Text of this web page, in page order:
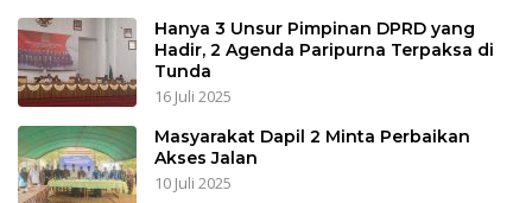
Hanya 3 Unsur Pimpinan DPRD yang
Hadir, 2 Agenda Paripurna Terpaksa di
Tunda
16 Juli 2025
Masyarakat Dapil 2 Minta Perbaikan
Akses Jalan
10 Juli 2025